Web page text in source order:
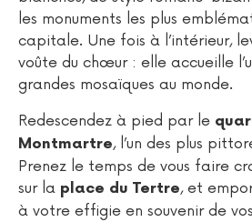
les monuments les plus
capitale. Une fois à l’intérieur,
voûte du chœur : elle accueille
grandes mosaïques au monde.
Redescendez à pied par le
Montmartre, l’un des plus
Prenez le temps de vous faire
sur la place du Tertre, et
à votre effigie en souvenir de